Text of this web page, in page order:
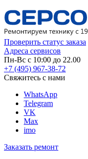
Проверить статус заказа
Адреса сервисов
Пн-Вс с 10:00 до 22.00
+7 (495) 967-38-72
Свяжитесь с нами
WhatsApp
Telegram
VK
Max
imo
Заказать ремонт